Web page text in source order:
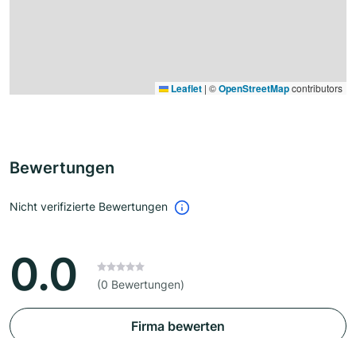
Leaflet | ©OpenStreetMapcontributors
Bewertungen
Nicht verifizierte Bewertungen
0.0 (0 Bewertungen)
Firma bewerten